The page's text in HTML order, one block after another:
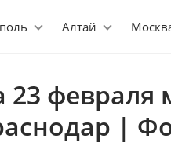
Алтай
23
|